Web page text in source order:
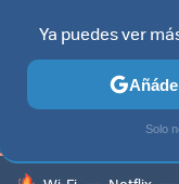
TELEVISORES
Ya puedes ver
Solo